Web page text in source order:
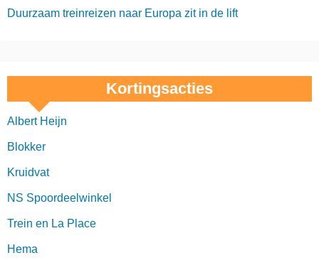
Duurzaam treinreizen naar Europa zit in de lift
Kortingsacties
Albert Heijn
Blokker
Kruidvat
NS Spoordeelwinkel
Trein en La Place
Hema